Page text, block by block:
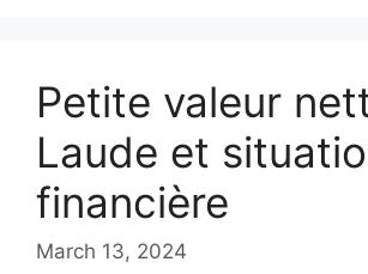
Petite valeur
Laude et
financière
March 13, 2024